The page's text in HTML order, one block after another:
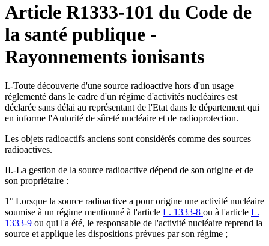
Article R1333-101 du Code de
la santé publique -
Rayonnements ionisants
I.-Toute découverte d'une source radioactive hors d'un usage
réglementé dans le cadre d'un régime d'activités nucléaires est
déclarée sans délai au représentant de l'Etat dans le département qui
en informe l'Autorité de sûreté nucléaire et de radioprotection.
Les objets radioactifs anciens sont considérés comme des sources
radioactives.
II.-La gestion de la source radioactive dépend de son origine et de
son propriétaire :
1° Lorsque la source radioactive a pour origine une activité nucléaire
soumise à un régime mentionné à l'article L. 1333-8 ou à l'article L.
1333-9 ou qui l'a été, le responsable de l'activité nucléaire reprend la
source et applique les dispositions prévues par son régime ;